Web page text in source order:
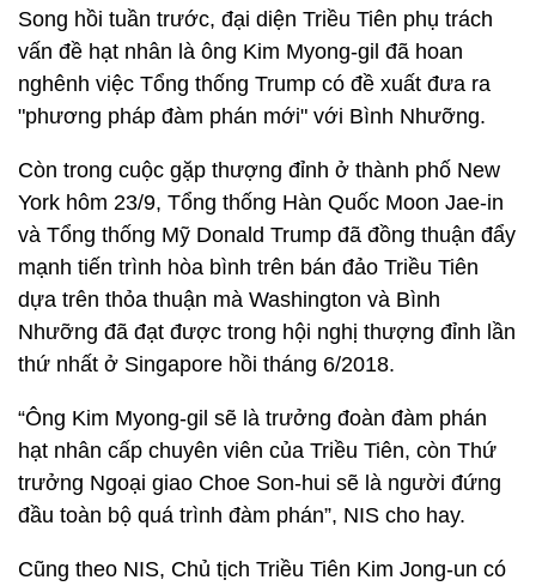
Song hồi tuần trước, đại diện Triều Tiên phụ trách
vấn đề hạt nhân là ông Kim Myong-gil đã hoan
nghênh việc Tổng thống Trump có đề xuất đưa ra
"phương pháp đàm phán mới" với Bình Nhưỡng.
Còn trong cuộc gặp thượng đỉnh ở thành phố New
York hôm 23/9, Tổng thống Hàn Quốc Moon Jae-in
và Tổng thống Mỹ Donald Trump đã đồng thuận đẩy
mạnh tiến trình hòa bình trên bán đảo Triều Tiên
dựa trên thỏa thuận mà Washington và Bình
Nhưỡng đã đạt được trong hội nghị thượng đỉnh lần
thứ nhất ở Singapore hồi tháng 6/2018.
“Ông Kim Myong-gil sẽ là trưởng đoàn đàm phán
hạt nhân cấp chuyên viên của Triều Tiên, còn Thứ
trưởng Ngoại giao Choe Son-hui sẽ là người đứng
đầu toàn bộ quá trình đàm phán”, NIS cho hay.
Cũng theo NIS, Chủ tịch Triều Tiên Kim Jong-un có